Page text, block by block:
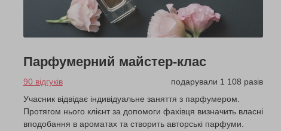
Парфумерний майстер-клас
90 відгуків
подарували 1 108 разів
Учасник відвідає індивідуальне заняття з парфумером.
Протягом нього клієнт за допомоги фахівця визначить власні
вподобання в ароматах та створить авторські парфуми.